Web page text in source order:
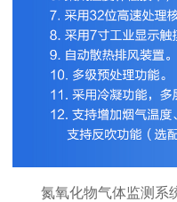
氮氧化物气体监测系